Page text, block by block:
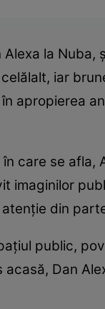
la Nuba,
iar
apropierea
care se
imaginilor
din
public,
acasă, Dan